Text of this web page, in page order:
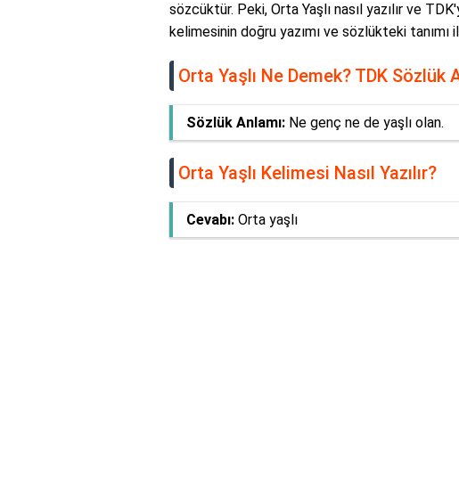
sözcüktür. Peki, Orta Yaşlı nasıl yazılır ve
kelimesinin doğru yazımı ve sözlükteki tanımı
Orta Yaşlı Ne Demek? TDK Sözlük
Sözlük Anlamı: Ne genç ne de yaşlı olan.
Orta Yaşlı Kelimesi Nasıl Yazılır?
Cevabı: Orta yaşlı